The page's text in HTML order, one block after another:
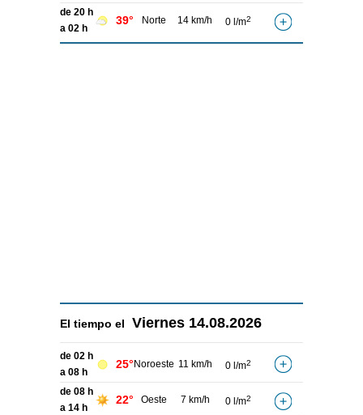
de 20 h
a 02 h
39° Norte 14 km/h 0 l/m2
El tiempo el Viernes 14.08.2026
de 02 h
a 08 h
25° Noroeste 11 km/h 0 l/m2
de 08 h
a 14 h
22° Oeste 7 km/h 0 l/m2